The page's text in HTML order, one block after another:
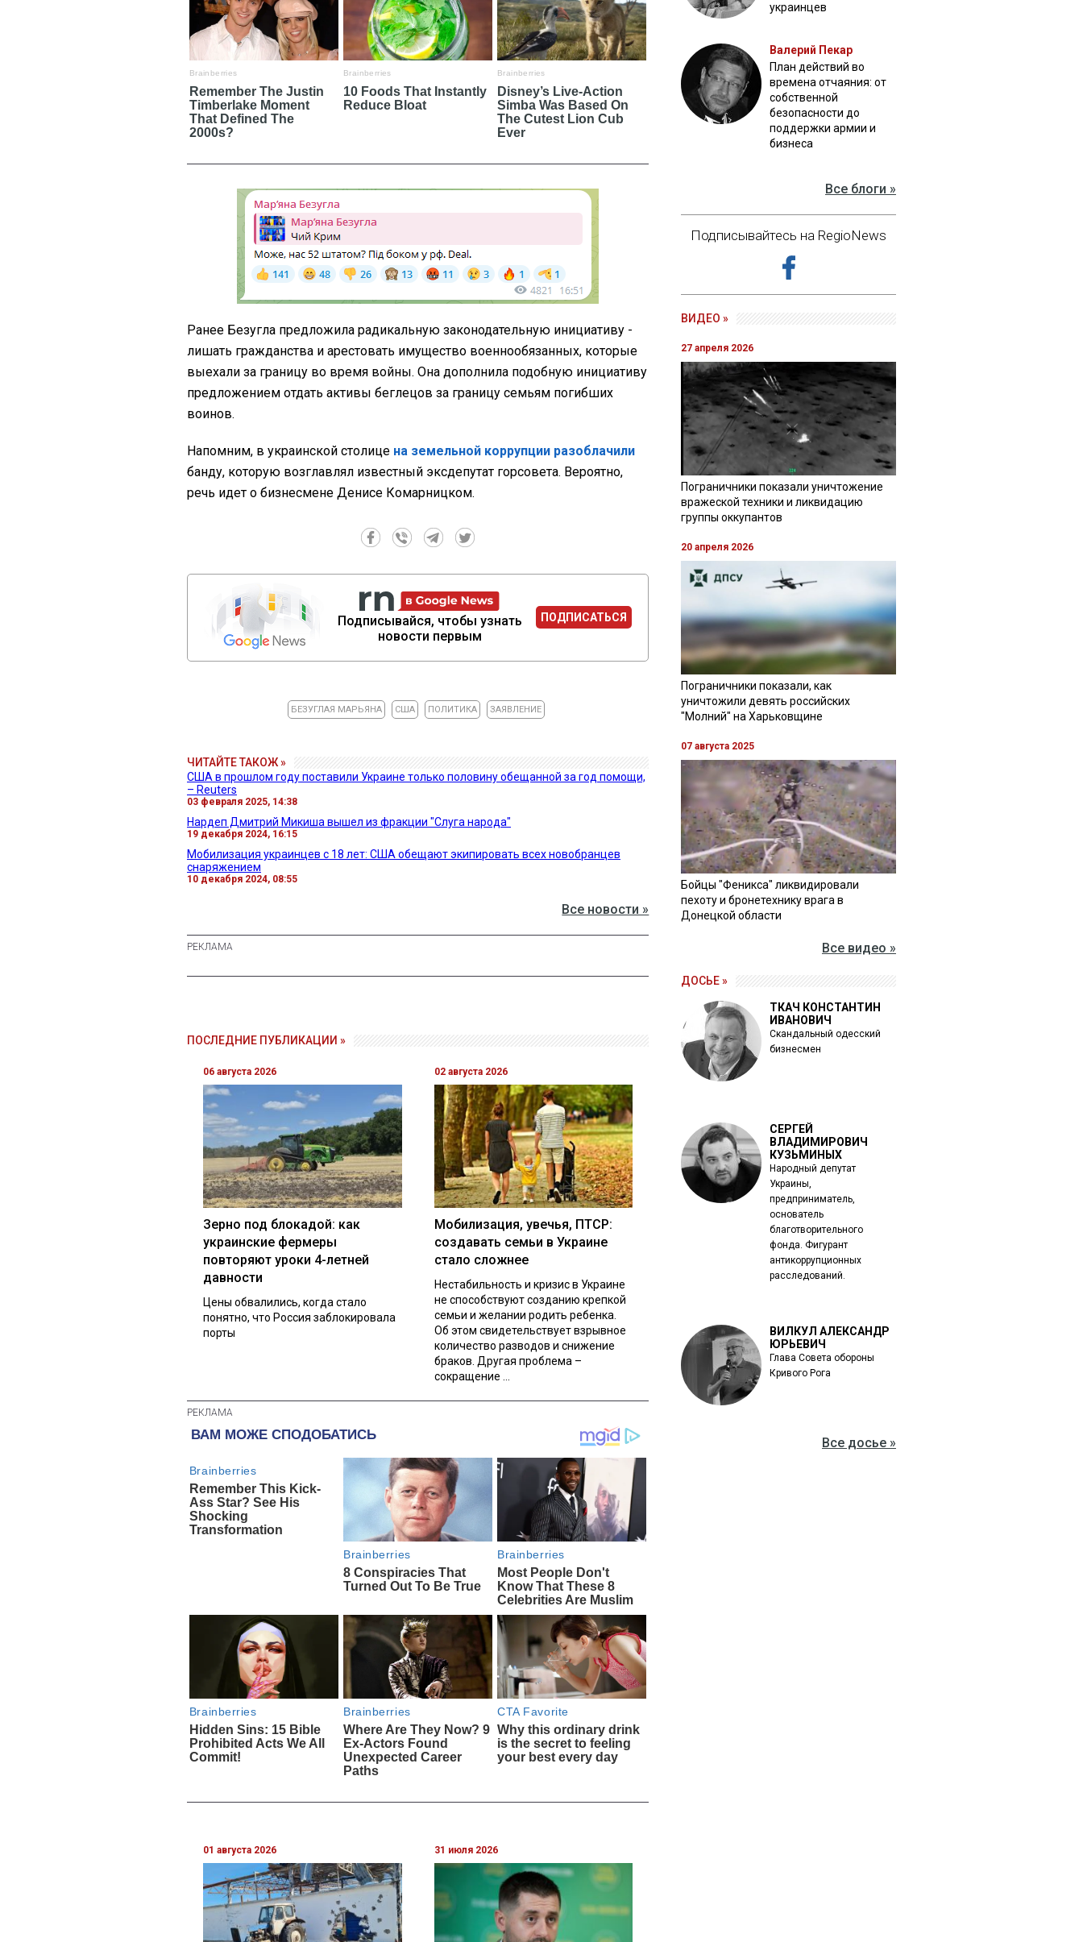
Ранее Безугла предложила радикальную законодательную инициативу -
лишать гражданства и арестовать имущество военнообязанных, которые
выехали за границу во время войны. Она дополнила подобную инициативу
предложением отдать активы беглецов за границу семьям погибших
воинов.
Напомним, в украинской столице на земельной коррупции разоблачили
банду, которую возглавлял известный эксдепутат горсовета. Вероятно,
речь идет о бизнесмене Денисе Комарницком.
Подписывайся, чтобы узнать
новости первым
ПОДПИСАТЬСЯ
БЕЗУГЛАЯ МАРЬЯНА США ПОЛИТИКА ЗАЯВЛЕНИЕ
ЧИТАЙТЕ ТАКОЖ »
США в прошлом году поставили Украине только половину обещанной за год помощи,
– Reuters
03 февраля 2025, 14:38
Нардеп Дмитрий Микиша вышел из фракции "Слуга народа"
19 декабря 2024, 16:15
Мобилизация украинцев с 18 лет: США обещают экипировать всех новобранцев
снаряжением
10 декабря 2024, 08:55
Все новости »
ПОСЛЕДНИЕ ПУБЛИКАЦИИ »
06 августа 2026
Зерно под блокадой: как
украинские фермеры
повторяют уроки 4-летней
давности
Цены обвалились, когда стало
понятно, что Россия заблокировала
порты
02 августа 2026
Мобилизация, увечья, ПТСР:
создавать семьи в Украине
стало сложнее
Нестабильность и кризис в Украине
не способствуют созданию крепкой
семьи и желании родить ребенка.
Об этом свидетельствует взрывное
количество разводов и снижение
браков. Другая проблема –
сокращение ...
01 августа 2026 31 июля 2026
украинцев
Валерий Пекар
План действий во
времена отчаяния: от
собственной
безопасности до
поддержки армии и
бизнеса
Все блоги »
Подписывайтесь на RegioNews
ВИДЕО »
27 апреля 2026
Пограничники показали уничтожение
вражеской техники и ликвидацию
группы оккупантов
20 апреля 2026
Пограничники показали, как
уничтожили девять российских
"Молний" на Харьковщине
07 августа 2025
Бойцы "Феникса" ликвидировали
пехоту и бронетехнику врага в
Донецкой области
Все видео »
ДОСЬЕ »
ТКАЧ КОНСТАНТИН
ИВАНОВИЧ
Скандальный одесский
бизнесмен
СЕРГЕЙ
ВЛАДИМИРОВИЧ
КУЗЬМИНЫХ
Народный депутат
Украины,
предприниматель,
основатель
благотворительного
фонда. Фигурант
антикоррупционных
расследований.
ВИЛКУЛ АЛЕКСАНДР
ЮРЬЕВИЧ
Глава Совета обороны
Кривого Рога
Все досье »